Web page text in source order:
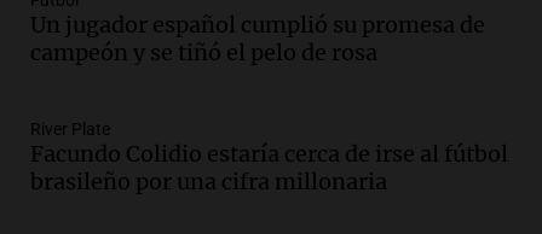
durante la primavera
Informados al regreso
restablecer el servicio de electricidad
tras fuertes vientos
Panorama Federal
Un jugador español cumplió su promesa de
campeón y se tiñó el pelo de rosa
River Plate
Facundo Colidio estaría cerca de irse al fútbol
brasileño por una cifra millonaria